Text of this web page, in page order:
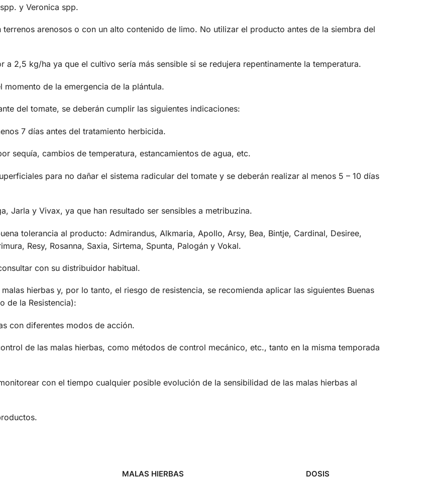
y Veronica spp.
arenosos o con un alto contenido de limo. No utilizar el producto antes de la siembra del
a 2,5 kg/ha ya que el cultivo sería más sensible si se redujera repentinamente la temperatura.
momento de la emergencia de la plántula.
del tomate, se deberán cumplir las siguientes indicaciones:
7 días antes del tratamiento herbicida.
sequía, cambios de temperatura, estancamientos de agua, etc.
para no dañar el sistema radicular del tomate y se deberán realizar al menos 5 – 10 días
Jarla y Vivax, ya que han resultado ser sensibles a metribuzina.
tolerancia al producto: Admirandus, Alkmaria, Apollo, Arsy, Bea, Bintje, Cardinal, Desiree,
Resy, Rosanna, Saxia, Sirtema, Spunta, Palogán y Vokal.
con su distribuidor habitual.
hierbas y, por lo tanto, el riesgo de resistencia, se recomienda aplicar las siguientes Buenas
de la Resistencia):
con diferentes modos de acción.
de las malas hierbas, como métodos de control mecánico, etc., tanto en la misma temporada
con el tiempo cualquier posible evolución de la sensibilidad de las malas hierbas al
MALAS HIERBAS
DOSIS